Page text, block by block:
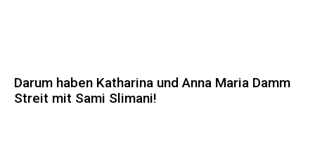
Darum haben Katharina und Anna Maria Damm
Streit mit Sami Slimani!